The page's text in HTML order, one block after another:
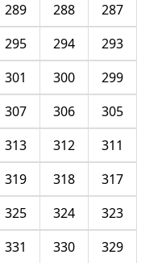
287
288
289
293
294
295
299
300
301
305
306
307
311
312
313
317
318
319
323
324
325
329
330
331